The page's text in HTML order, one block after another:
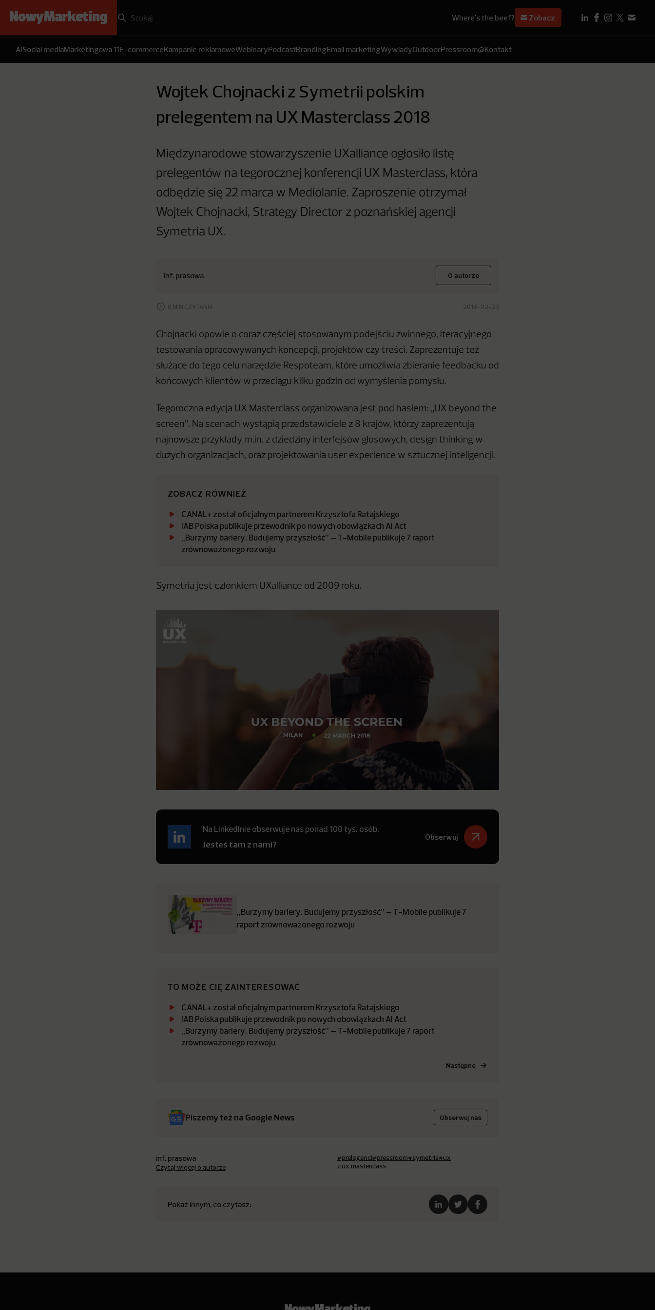
Where's the beef? Zobacz
AISocial mediaMarketingowa 11E-commerceKampanie reklamoweWebinaryPodcastBrandingEmail marketingWywiadyOutdoorPressroom@Kontakt
Wojtek Chojnacki z Symetrii polskim
prelegentem na UX Masterclass 2018
Międzynarodowe stowarzyszenie UXalliance ogłosiło listę
prelegentów na tegorocznej konferencji UX Masterclass, która
odbędzie się 22 marca w Mediolanie. Zaproszenie otrzymał
Wojtek Chojnacki, Strategy Director z poznańskiej agencji
Symetria UX.
inf. prasowa O autorze
0 MIN CZYTANIA 2018-02-23
Chojnacki opowie o coraz częściej stosowanym podejściu zwinnego, iteracyjnego
testowania opracowywanych koncepcji, projektów czy treści. Zaprezentuje też
służące do tego celu narzędzie Respoteam, które umożliwia zbieranie feedbacku od
końcowych klientów w przeciągu kilku godzin od wymyślenia pomysłu.
Tegoroczna edycja UX Masterclass organizowana jest pod hasłem: „UX beyond the
screen”. Na scenach wystąpią przedstawiciele z 8 krajów, którzy zaprezentują
najnowsze przykłady m.in. z dziedziny interfejsów głosowych, design thinking w
dużych organizacjach, oraz projektowania user experience w sztucznej inteligencji.
ZOBACZ RÓWNIEŻ
CANAL+ został oficjalnym partnerem Krzysztofa Ratajskiego
IAB Polska publikuje przewodnik po nowych obowiązkach AI Act
„Burzymy bariery. Budujemy przyszłość” – T-Mobile publikuje 7 raport
zrównoważonego rozwoju
Symetria jest członkiem UXalliance od 2009 roku.
Na LinkedInie obserwuje nas ponad 100 tys. osób.
Jesteś tam z nami?
Obserwuj
„Burzymy bariery. Budujemy przyszłość” – T-Mobile publikuje 7
raport zrównoważonego rozwoju
TO MOŻE CIĘ ZAINTERESOWAĆ
CANAL+ został oficjalnym partnerem Krzysztofa Ratajskiego
IAB Polska publikuje przewodnik po nowych obowiązkach AI Act
„Burzymy bariery. Budujemy przyszłość” – T-Mobile publikuje 7 raport
zrównoważonego rozwoju
Następne
Piszemy też na Google News Obserwuj nas
inf. prasowa
Czytaj więcej o autorze
#prelegenci#pressroom#symetria#ux
#ux masterclass
Pokaż innym, co czytasz: